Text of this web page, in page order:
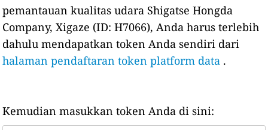
pemantauan kualitas udara Shigatse Hongda
Company, Xigaze (ID: H7066), Anda harus terlebih
dahulu mendapatkan token Anda sendiri dari
halaman pendaftaran token platform data .
Kemudian masukkan token Anda di sini: